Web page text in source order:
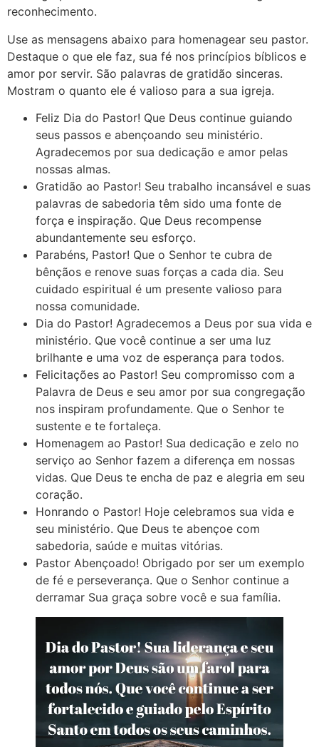
reconhecimento.
Use as mensagens abaixo para homenagear seu pastor.
Destaque o que ele faz, sua fé nos princípios bíblicos e
amor por servir. São palavras de gratidão sinceras.
Mostram o quanto ele é valioso para a sua igreja.
Feliz Dia do Pastor! Que Deus continue guiando
seus passos e abençoando seu ministério.
Agradecemos por sua dedicação e amor pelas
nossas almas.
Gratidão ao Pastor! Seu trabalho incansável e suas
palavras de sabedoria têm sido uma fonte de
força e inspiração. Que Deus recompense
abundantemente seu esforço.
Parabéns, Pastor! Que o Senhor te cubra de
bênçãos e renove suas forças a cada dia. Seu
cuidado espiritual é um presente valioso para
nossa comunidade.
Dia do Pastor! Agradecemos a Deus por sua vida e
ministério. Que você continue a ser uma luz
brilhante e uma voz de esperança para todos.
Felicitações ao Pastor! Seu compromisso com a
Palavra de Deus e seu amor por sua congregação
nos inspiram profundamente. Que o Senhor te
sustente e te fortaleça.
Homenagem ao Pastor! Sua dedicação e zelo no
serviço ao Senhor fazem a diferença em nossas
vidas. Que Deus te encha de paz e alegria em seu
coração.
Honrando o Pastor! Hoje celebramos sua vida e
seu ministério. Que Deus te abençoe com
sabedoria, saúde e muitas vitórias.
Pastor Abençoado! Obrigado por ser um exemplo
de fé e perseverança. Que o Senhor continue a
derramar Sua graça sobre você e sua família.